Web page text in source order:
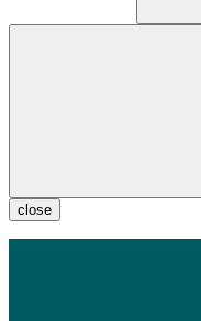
close